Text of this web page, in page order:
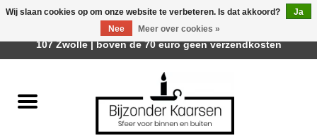
Räder Design Stories
Wij slaan cookies op om onze website te verbeteren. Is dat akkoord?
Ja
Nee
Meer over cookies »
Afhalen is mogelijk bij Trotz Woon & Cadeau | Belvederelaan
107 Zwolle | boven de 70 euro geen verzendkosten